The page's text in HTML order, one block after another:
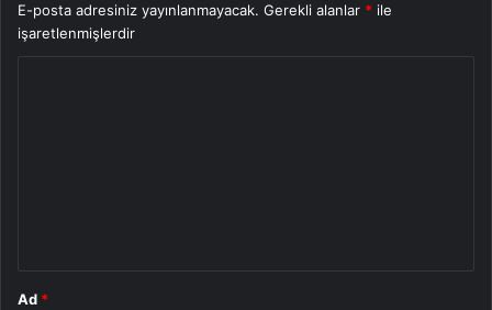
E-posta adresiniz yayınlanmayacak. Gerekli alanlar * ile
işaretlenmişlerdir
Ad *